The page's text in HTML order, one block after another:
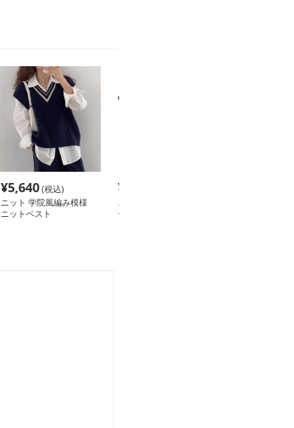
¥5,640(税込)
ニット 学院風編み模様
ニットベスト
¥
ニット ニット 学院風ケ
ーブル編みショートベス